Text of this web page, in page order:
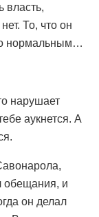
власть,
То, что он
нормальным…
нарушает
аукнется. А
обещания, и
он делал